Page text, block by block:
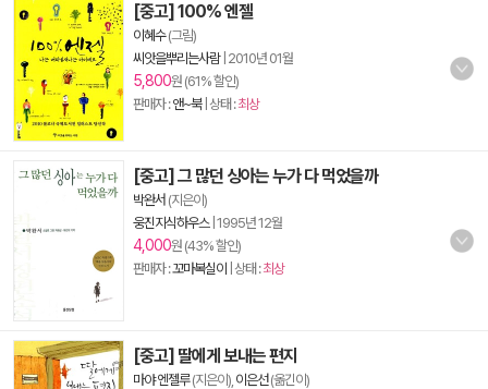
[중고] 100% 엔젤
이혜수(그림)
씨앗을뿌리는사람| 2010년 01월
5,800원 (61% 할인)
판매자 :앤~북| 상태 :최상
[중고] 그 많던 싱아는 누가 다 먹었을까
박완서 (지은이)
웅진지식하우스| 1995년 12월
4,000원 (43% 할인)
판매자 :꼬마복실이 | 상태 :최상
[중고] 딸에게 보내는 편지
마야 엔젤루(지은이), 이은선(옮긴이)